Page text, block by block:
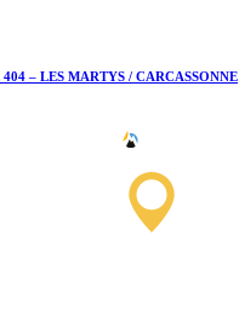
– LES MARTYS / CARCASSONNE